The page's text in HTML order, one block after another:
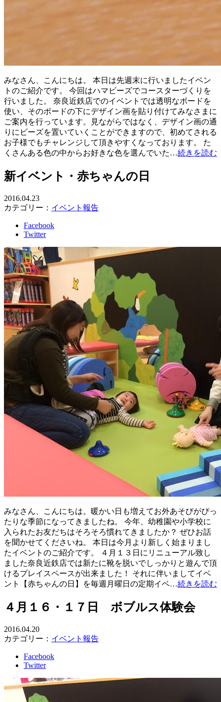
みなさん、こんにちは。 本日は先週末に行いましたイベン
トのご紹介です。 今回はハマビーズでコースターづくりを
行いました。 奈良近鉄店でのイベントでは透明なボードを
使い、そのボードの下にデザイン画を貼り付けてみなさまに
ご案内を行っています。見ながらではなく、デザイン画の通
りにビーズを置いていくことができますので、初めてされる
お子様でもチャレンジして頂きやすくなっております。 た
くさんある色の中からお好きな色を選んでいた…続きを読む
新イベント・赤ちゃんの日
2016.04.23
カテゴリー： イベント報告
Facebook
Twitter
みなさん、こんにちは。暖かい日も増えてお外あそびがぴっ
たりな季節になってきましたね。 今年、幼稚園や小学校に
入られたお友だちはそろそろ慣れてきましたか？ ぜひお話
を聞かせてくださいね。 本日は今月より新しく始まりまし
たイベントのご紹介です。 ４月１３日にリニューアル致し
ました奈良近鉄店では新たに靴を脱いでしっかりと遊んで頂
けるプレイスペースが出来ました！ それに伴いましてイベ
ント【赤ちゃんの日】を毎週月曜日の定期イベ…続きを読む
４月１６・１７日 ボブルス体験会
2016.04.20
カテゴリー： イベント報告
Facebook
Twitter